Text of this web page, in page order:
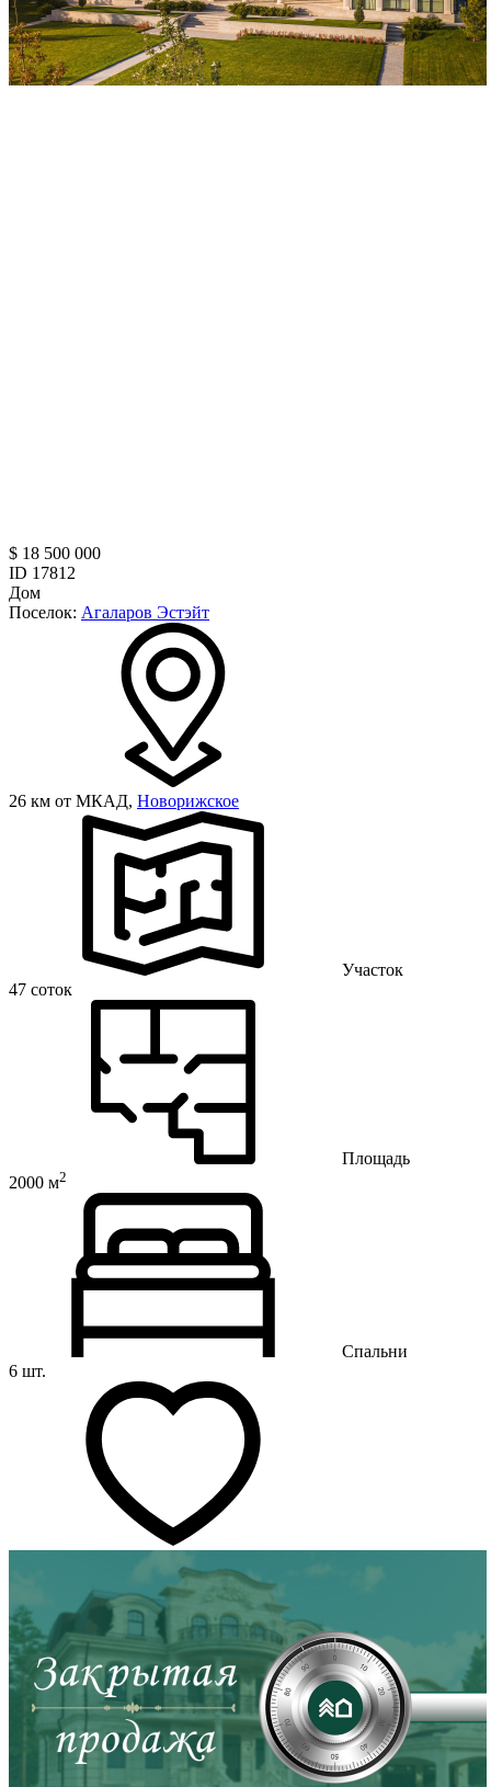
$ 18 500 000
ID 17812
Дом
Поселок: Агаларов Эстэйт
26 км от МКАД, Новорижское
Участок
47 соток
Площадь
2000 м2
Спальни
6 шт.